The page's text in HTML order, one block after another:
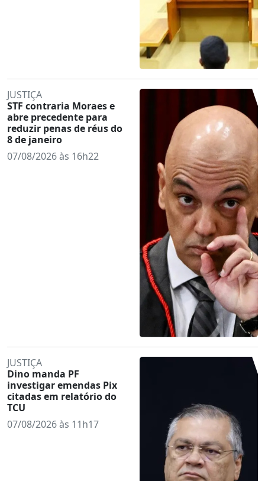
JUSTIÇA
STF contraria Moraes e
abre precedente para
reduzir penas de réus do
8 de janeiro
07/08/2026 às 16h22
JUSTIÇA
Dino manda PF
investigar emendas Pix
citadas em relatório do
TCU
07/08/2026 às 11h17